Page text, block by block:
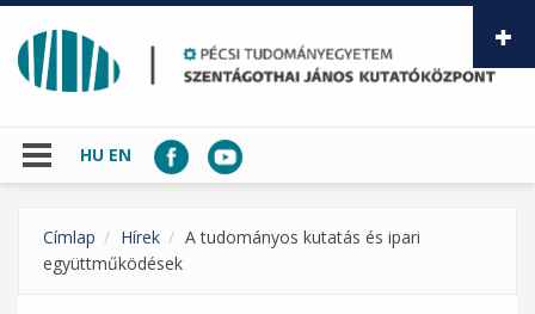
Ugrás a tartalomra
HU EN
Címlap Hírek
A tudományos kutatás és ipari
együttműködések